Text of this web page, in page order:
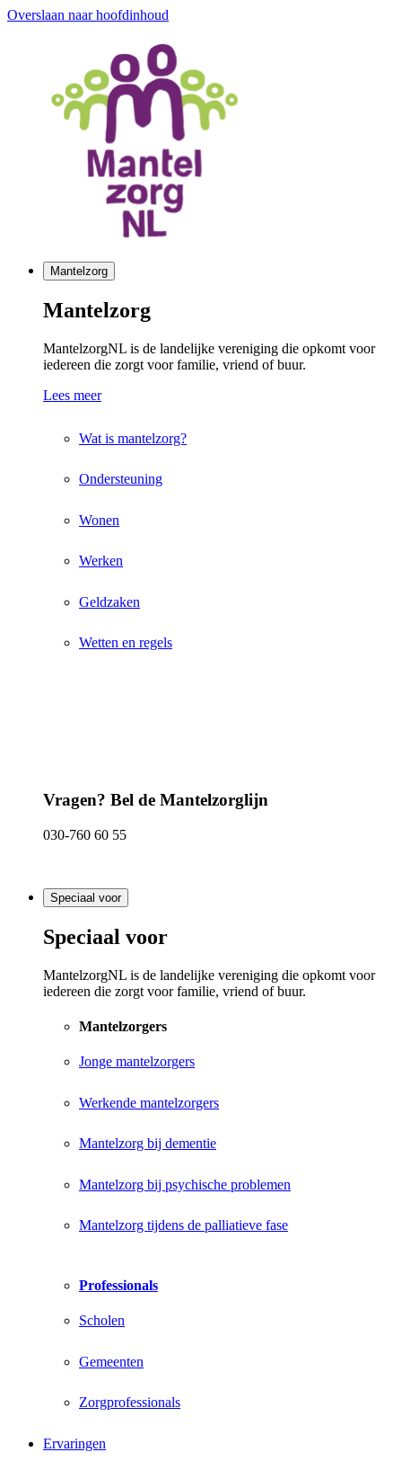
Overslaan naar hoofdinhoud
Mantelzorg
Mantelzorg
MantelzorgNL is de landelijke vereniging die opkomt voor
iedereen die zorgt voor familie, vriend of buur.
Lees meer
Wat is mantelzorg?
Ondersteuning
Wonen
Werken
Geldzaken
Wetten en regels
Vragen? Bel de Mantelzorglijn
030-760 60 55
Speciaal voor
Speciaal voor
MantelzorgNL is de landelijke vereniging die opkomt voor
iedereen die zorgt voor familie, vriend of buur.
Mantelzorgers
Jonge mantelzorgers
Werkende mantelzorgers
Mantelzorg bij dementie
Mantelzorg bij psychische problemen
Mantelzorg tijdens de palliatieve fase
Professionals
Scholen
Gemeenten
Zorgprofessionals
Ervaringen